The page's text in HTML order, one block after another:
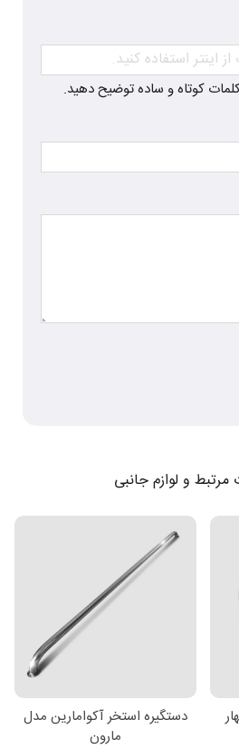
کلمات کوتاه و ساده توضیح دهید.
و لوازم جانبی
دستگیره استخر آکوامارین مدل
مارون